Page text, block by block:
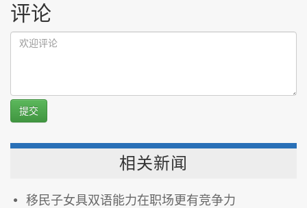
评论
提交
相关新闻
移民子女具双语能力在职场更有竞争力